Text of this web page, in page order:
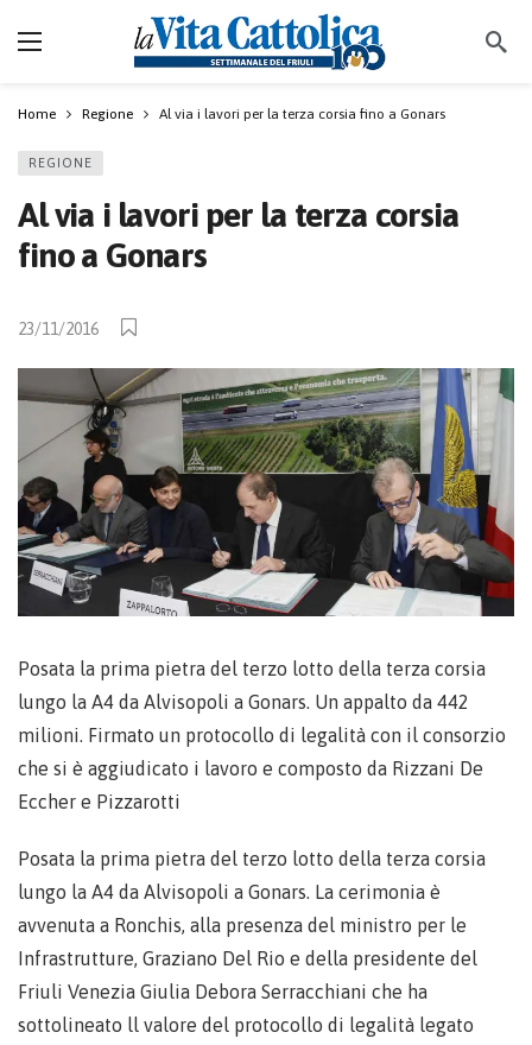
Home Regione Al via i lavori per la terza corsia fino a Gonars
REGIONE
Al via i lavori per la terza corsia
fino a Gonars
23/11/2016
Posata la prima pietra del terzo lotto della terza corsia
lungo la A4 da Alvisopoli a Gonars. Un appalto da 442
milioni. Firmato un protocollo di legalità con il consorzio
che si è aggiudicato i lavoro e composto da Rizzani De
Eccher e Pizzarotti
Posata la prima pietra del terzo lotto della terza corsia
lungo la A4 da Alvisopoli a Gonars. La cerimonia è
avvenuta a Ronchis, alla presenza del ministro per le
Infrastrutture, Graziano Del Rio e della presidente del
Friuli Venezia Giulia Debora Serracchiani che ha
sottolineato ll valore del protocollo di legalità legato